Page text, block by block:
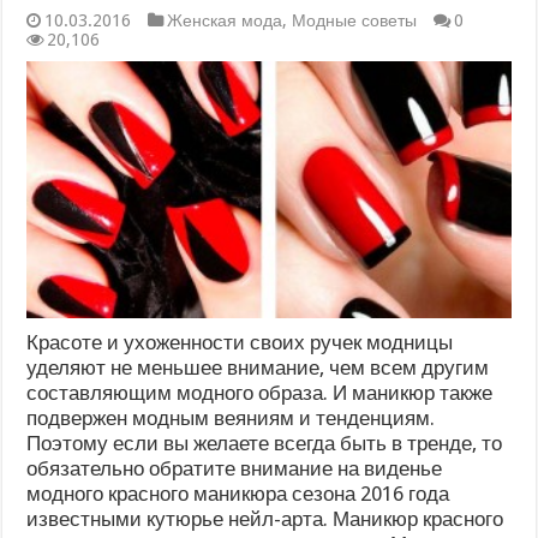
10.03.2016 Женская мода, Модные советы
0
20,106
Красоте и ухоженности своих ручек модницы
уделяют не меньшее внимание, чем всем другим
составляющим модного образа. И маникюр также
подвержен модным веяниям и тенденциям.
Поэтому если вы желаете всегда быть в тренде, то
обязательно обратите внимание на виденье
модного красного маникюра сезона 2016 года
известными кутюрье нейл-арта. Маникюр красного